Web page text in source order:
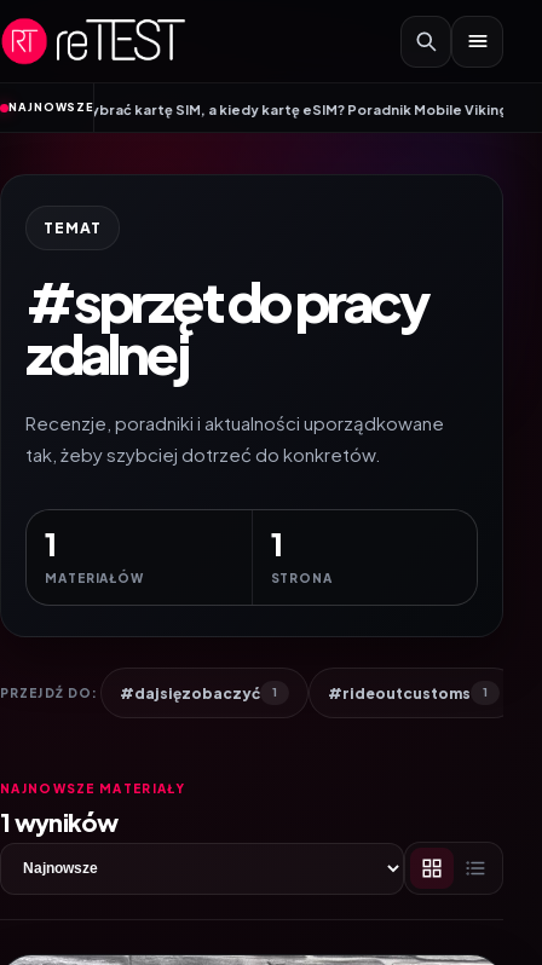
Przejdź do treści
NAJNOWSZE
wybrać kartę SIM, a kiedy kartę eSIM? Poradnik Mobile Vikings•Wracamy
TEMAT
#sprzęt do pracy
zdalnej
Recenzje, poradniki i aktualności uporządkowane
tak, żeby szybciej dotrzeć do konkretów.
1
MATERIAŁÓW
1
STRONA
PRZEJDŹ DO: #dajsięzobaczyć 1 #rideoutcustoms 1
NAJNOWSZE MATERIAŁY
1 wyników